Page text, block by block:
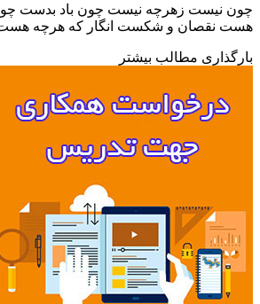
نیست زهرچه نیست چون باد بدست چون
نقصان و شکست انگار که هرچه هست در
مطالب بیشتر